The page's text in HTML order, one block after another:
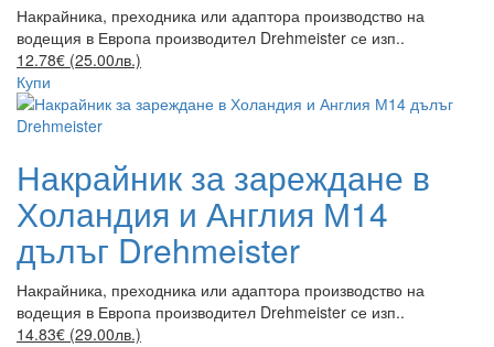
Накрайника, преходника или адаптора производство на
водещия в Европа производител Drehmeister се изп..
12.78€ (25.00лв.)
Купи
Накрайник за зареждане в
Холандия и Англия М14
дълъг Drehmeister
Накрайника, преходника или адаптора производство на
водещия в Европа производител Drehmeister се изп..
14.83€ (29.00лв.)